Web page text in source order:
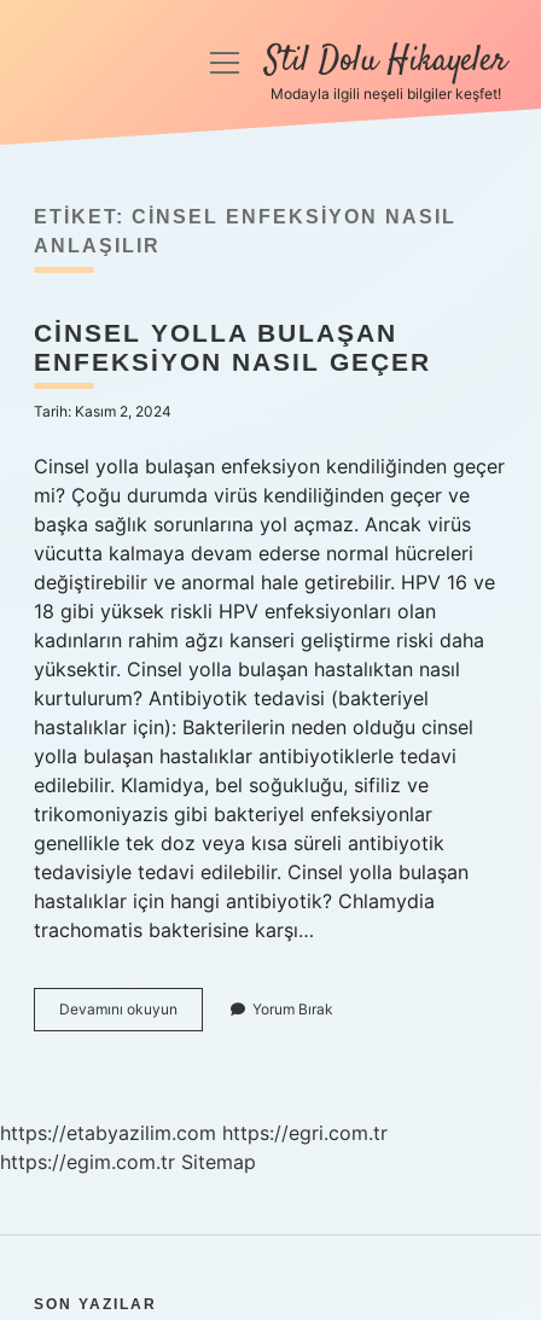
Anasayfa
Yasal Uyarı
menüyüStil Dolu Hikayeler
Modayla ilgili neşeli bilgiler keşfet!
ETIKET: CINSEL ENFEKSIYON NASIL
ANLAŞILIR
CINSEL YOLLA BULAŞAN
ENFEKSIYON NASIL GEÇER
Tarih: Kasım 2, 2024
Cinsel yolla bulaşan enfeksiyon kendiliğinden geçer
mi? Çoğu durumda virüs kendiliğinden geçer ve
başka sağlık sorunlarına yol açmaz. Ancak virüs
vücutta kalmaya devam ederse normal hücreleri
değiştirebilir ve anormal hale getirebilir. HPV 16 ve
18 gibi yüksek riskli HPV enfeksiyonları olan
kadınların rahim ağzı kanseri geliştirme riski daha
yüksektir. Cinsel yolla bulaşan hastalıktan nasıl
kurtulurum? Antibiyotik tedavisi (bakteriyel
hastalıklar için): Bakterilerin neden olduğu cinsel
yolla bulaşan hastalıklar antibiyotiklerle tedavi
edilebilir. Klamidya, bel soğukluğu, sifiliz ve
trikomoniyazis gibi bakteriyel enfeksiyonlar
genellikle tek doz veya kısa süreli antibiyotik
tedavisiyle tedavi edilebilir. Cinsel yolla bulaşan
hastalıklar için hangi antibiyotik? Chlamydia
trachomatis bakterisine karşı…
Devamını okuyun
Yolla
Yorum Bırak
https://etabyazilim.com https://egri.com.tr
https://egim.com.tr Sitemap
SON YAZILAR